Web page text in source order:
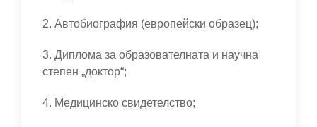
2. Автобиография (европейски образец);
3. Диплома за образователната и научна
степен „доктор“;
4. Медицинско свидетелство;